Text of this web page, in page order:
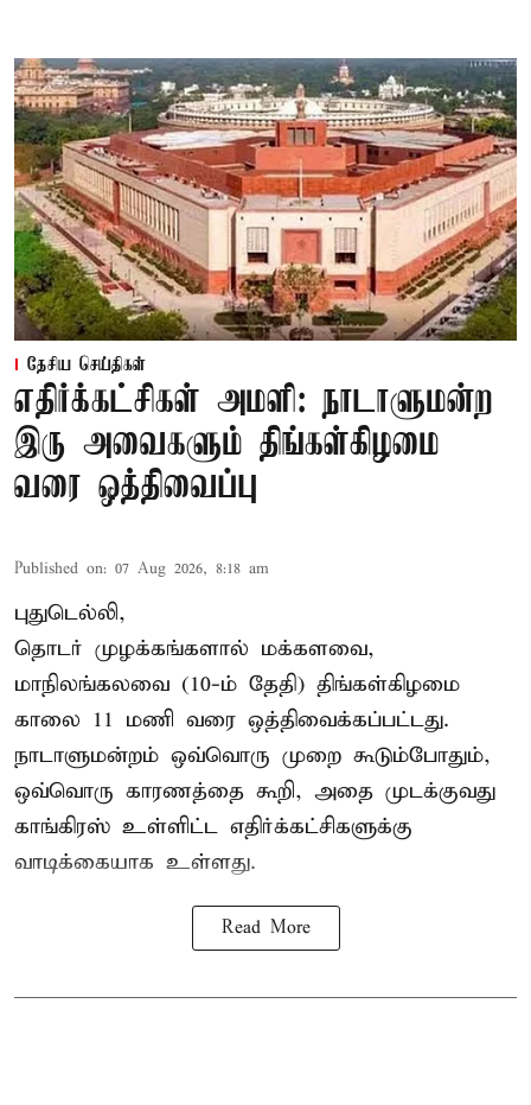
தேசிய செய்திகள்
எதிர்க்கட்சிகள் அமளி: நாடாளுமன்ற
இரு அவைகளும் திங்கள்கிழமை
வரை ஒத்திவைப்பு
Published on: 07 Aug 2026, 8:18 am
புதுடெல்லி,
தொடர் முழக்கங்களால் மக்களவை,
மாநிலங்கலவை (10-ம் தேதி) திங்கள்கிழமை
காலை 11 மணி வரை ஒத்திவைக்கப்பட்டது.
நாடாளுமன்றம் ஒவ்வொரு முறை கூடும்போதும்,
ஒவ்வொரு காரணத்தை கூறி, அதை முடக்குவது
காங்கிரஸ் உள்ளிட்ட எதிர்க்கட்சிகளுக்கு
வாடிக்கையாக உள்ளது.
Read More